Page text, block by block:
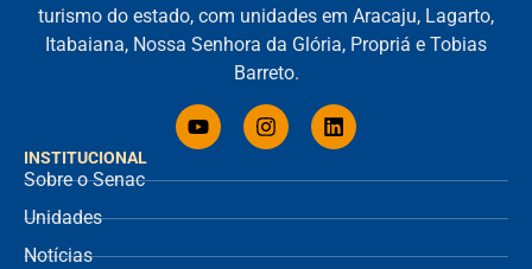
INSTITUCIONAL
Sobre o Senac
Unidades
Notícias
turismo do estado, com unidades em Aracaju, Lagarto,
Itabaiana, Nossa Senhora da Glória, Propriá e Tobias
Barreto.